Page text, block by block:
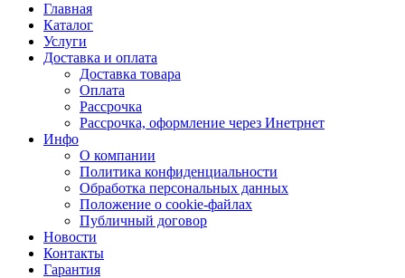
Главная
Каталог
Услуги
Доставка и оплата
Доставка товара
Оплата
Рассрочка
Рассрочка, оформление через Инетрнет
Инфо
О компании
Политика конфиденциальности
Обработка персональных данных
Положение о cookie-файлах
Публичный договор
Новости
Контакты
Гарантия